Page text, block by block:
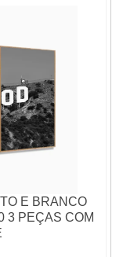
E BRANCO
3 PEÇAS COM